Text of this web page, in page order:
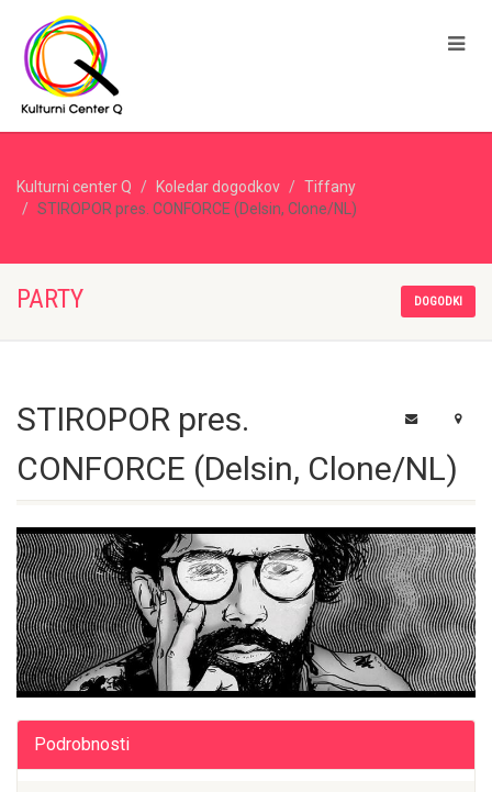
Kulturni center Q Koledar dogodkov
Tiffany
STIROPOR pres. CONFORCE (Delsin, Clone/NL)
PARTY DOGODKI
STIROPOR pres.
CONFORCE (Delsin, Clone/NL)
Podrobnosti